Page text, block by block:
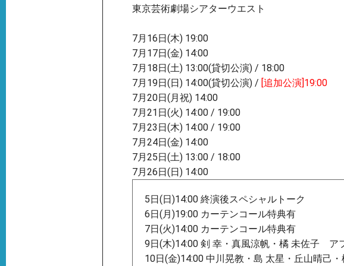
東京芸術劇場シアターウエスト
7月16日(木) 19:00
7月17日(金) 14:00
7月18日(土) 13:00(貸切公演) / 18:00
7月19日(日) 14:00(貸切公演) / [追加公演]19:00
7月20日(月祝) 14:00
7月21日(火) 14:00 / 19:00
7月23日(木) 14:00 / 19:00
7月24日(金) 14:00
7月25日(土) 13:00 / 18:00
7月26日(日) 14:00
5日(日)14:00 終演後スペシャルトーク
6日(月)19:00 カーテンコール特典有
7日(火)14:00 カーテンコール特典有
9日(木)14:00 剣 幸・真風涼帆・橘 未佐子 ア
10日(金)14:00 中川晃教・島 太星・丘山晴己